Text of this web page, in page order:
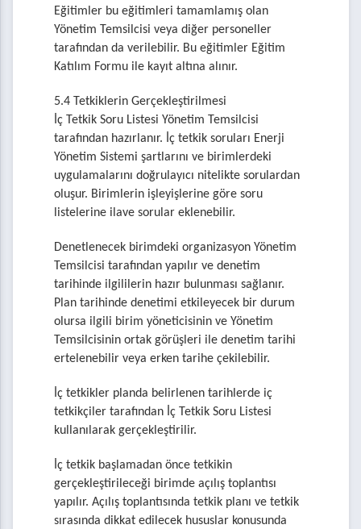
Eğitimler bu eğitimleri tamamlamış olan
Yönetim Temsilcisi veya diğer personeller
tarafından da verilebilir. Bu eğitimler Eğitim
Katılım Formu ile kayıt altına alınır.
5.4 Tetkiklerin Gerçekleştirilmesi
İç Tetkik Soru Listesi Yönetim Temsilcisi
tarafından hazırlanır. İç tetkik soruları Enerji
Yönetim Sistemi şartlarını ve birimlerdeki
uygulamalarını doğrulayıcı nitelikte sorulardan
oluşur. Birimlerin işleyişlerine göre soru
listelerine ilave sorular eklenebilir.
Denetlenecek birimdeki organizasyon Yönetim
Temsilcisi tarafından yapılır ve denetim
tarihinde ilgililerin hazır bulunması sağlanır.
Plan tarihinde denetimi etkileyecek bir durum
olursa ilgili birim yöneticisinin ve Yönetim
Temsilcisinin ortak görüşleri ile denetim tarihi
ertelenebilir veya erken tarihe çekilebilir.
İç tetkikler planda belirlenen tarihlerde iç
tetkikçiler tarafından İç Tetkik Soru Listesi
kullanılarak gerçekleştirilir.
İç tetkik başlamadan önce tetkikin
gerçekleştirileceği birimde açılış toplantısı
yapılır. Açılış toplantısında tetkik planı ve tetkik
sırasında dikkat edilecek hususlar konusunda